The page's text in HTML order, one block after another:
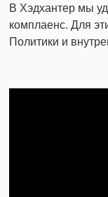
В Хэдхантер мы
комплаенс. Для
Политики и